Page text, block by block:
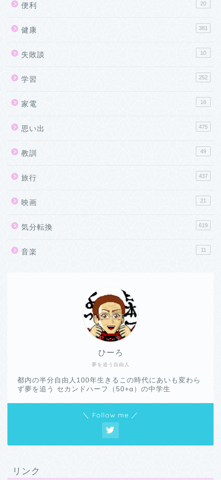
便利 20
健康 381
失敗談 10
学習 252
家電 16
思い出 475
教訓 49
旅行 437
映画 21
気分転換 619
音楽 11
夢を追う自由人
ひーろ
都内の半分自由人100年生きるこの時代にあいも変わら
ず夢を追う セカンドハーフ（50+α）の中学生
＼ Follow me ／
リンク